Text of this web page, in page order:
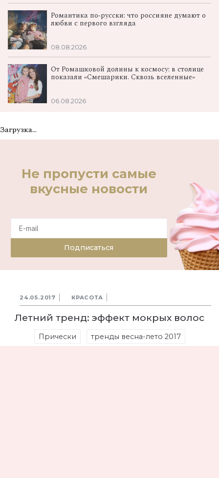
Романтика по‑русски: что россияне думают о
любви с первого взгляда
08.08.2026
От Ромашковой долины к космосу: в столице
показали «Смешарики. Сквозь вселенные»
06.08.2026
Загрузка...
Не пропусти самые
вкусные новости
Подписаться
24.05.2017 КРАСОТА
Летний тренд: эффект мокрых волос
Прически тренды весна-лето 2017